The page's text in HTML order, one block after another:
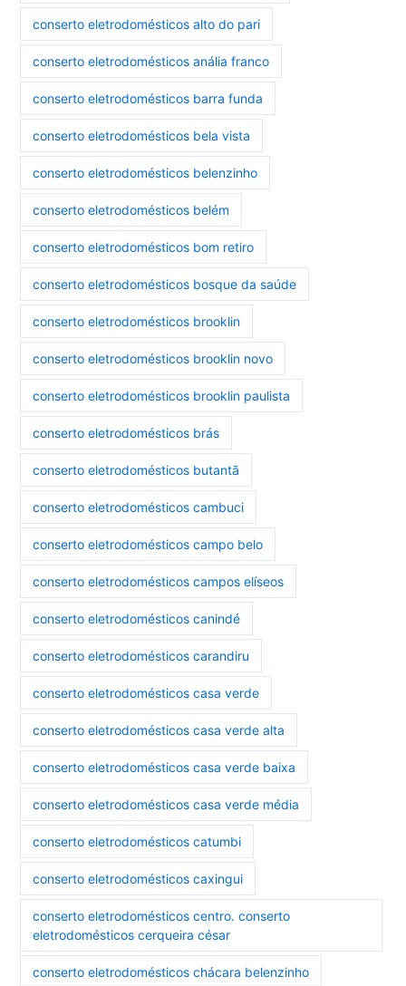
conserto eletrodomésticos alto do pari
conserto eletrodomésticos anália franco
conserto eletrodomésticos barra funda
conserto eletrodomésticos bela vista
conserto eletrodomésticos belenzinho
conserto eletrodomésticos belém
conserto eletrodomésticos bom retiro
conserto eletrodomésticos bosque da saúde
conserto eletrodomésticos brooklin
conserto eletrodomésticos brooklin novo
conserto eletrodomésticos brooklin paulista
conserto eletrodomésticos brás
conserto eletrodomésticos butantã
conserto eletrodomésticos cambuci
conserto eletrodomésticos campo belo
conserto eletrodomésticos campos elíseos
conserto eletrodomésticos canindé
conserto eletrodomésticos carandiru
conserto eletrodomésticos casa verde
conserto eletrodomésticos casa verde alta
conserto eletrodomésticos casa verde baixa
conserto eletrodomésticos casa verde média
conserto eletrodomésticos catumbi
conserto eletrodomésticos caxingui
conserto eletrodomésticos centro. conserto
eletrodomésticos cerqueira césar
conserto eletrodomésticos chácara belenzinho